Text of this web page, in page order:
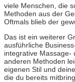
viele Menschen, die
Methoden aus der
Oftmals blieb der
Das ist ein weiterer
ausführliche
integrative Massage-
anderen Methoden
eigenen Stil und
die du bereits